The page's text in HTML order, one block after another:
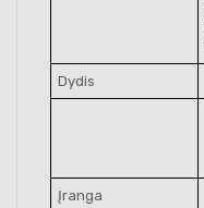
Dydis
Įranga